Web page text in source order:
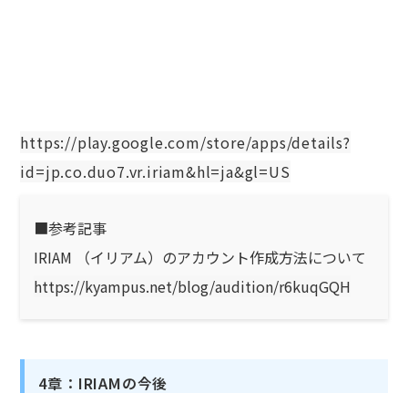
https://play.google.com/store/apps/details?
id=jp.co.duo7.vr.iriam&hl=ja&gl=US
■参考記事
IRIAM （イリアム）のアカウント作成方法について
https://kyampus.net/blog/audition/r6kuqGQH
4章：IRIAMの今後